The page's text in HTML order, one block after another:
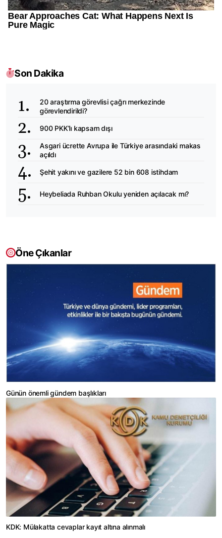
Son Dakika
20 araştırma görevlisi çağrı merkezinde
görevlendirildi?
900 PKK’lı kapsam dışı
Asgari ücrette Avrupa ile Türkiye arasındaki makas
açıldı
Şehit yakını ve gazilere 52 bin 608 istihdam
Heybeliada Ruhban Okulu yeniden açılacak mı?
Öne Çıkanlar
Günün önemli gündem başlıkları
KDK: Mülakatta cevaplar kayıt altına alınmalı